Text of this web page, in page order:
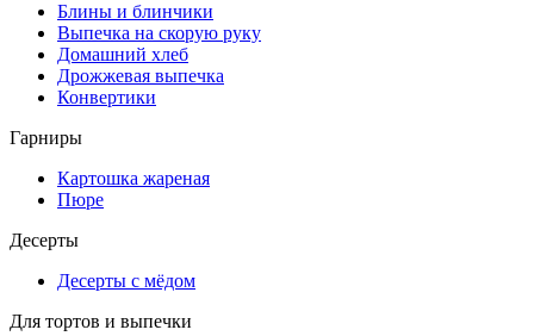
Блины и блинчики
Выпечка на скорую руку
Домашний хлеб
Дрожжевая выпечка
Конвертики
Гарниры
Картошка жареная
Пюре
Десерты
Десерты с мёдом
Для тортов и выпечки